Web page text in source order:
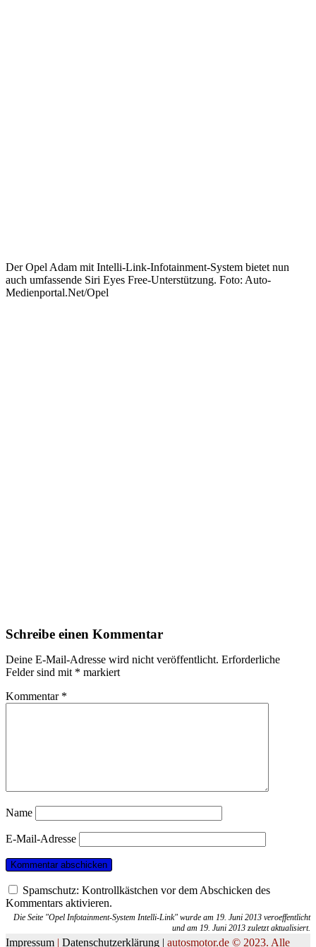
Der Opel Adam mit Intelli-Link-Infotainment-System bietet nun
auch umfassende Siri Eyes Free-Unterstützung. Foto: Auto-
Medienportal.Net/Opel
Schreibe einen Kommentar
Deine E-Mail-Adresse wird nicht veröffentlicht. Erforderliche
Felder sind mit * markiert
Kommentar *
Name
E-Mail-Adresse
Spamschutz: Kontrollkästchen vor dem Abschicken des
Kommentars aktivieren.
Die Seite "Opel Infotainment-System Intelli-Link" wurde am 19. Juni 2013 veroeffentlicht
und am 19. Juni 2013 zuletzt aktualisiert.
Impressum | Datenschutzerklärung | autosmotor.de © 2023. Alle